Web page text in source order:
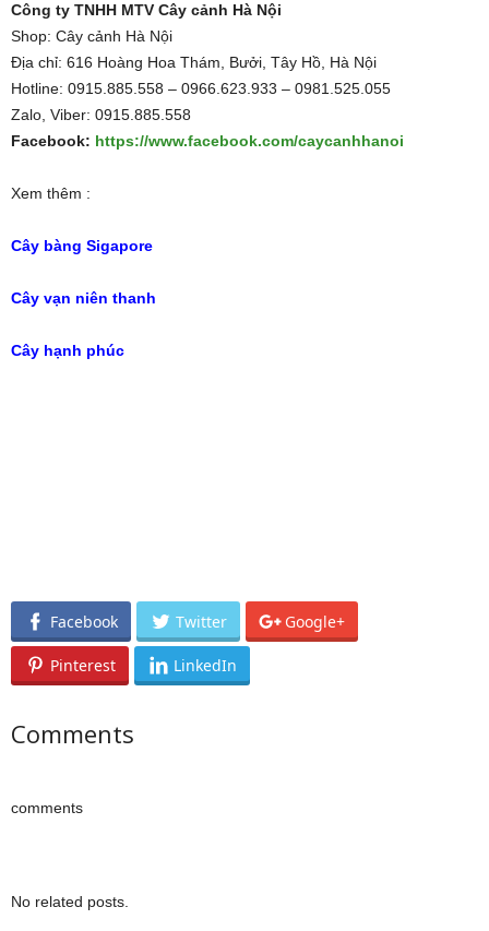
Công ty TNHH MTV Cây cảnh Hà Nội
Shop: Cây cảnh Hà Nội
Địa chỉ: 616 Hoàng Hoa Thám, Bưởi, Tây Hồ, Hà Nội
Hotline: 0915.885.558 – 0966.623.933 – 0981.525.055
Zalo, Viber: 0915.885.558
Facebook: https://www.facebook.com/caycanhhanoi
Xem thêm :
Cây bàng Sigapore
Cây vạn niên thanh
Cây hạnh phúc
Facebook Twitter Google+
Pinterest LinkedIn
Comments
comments
No related posts.